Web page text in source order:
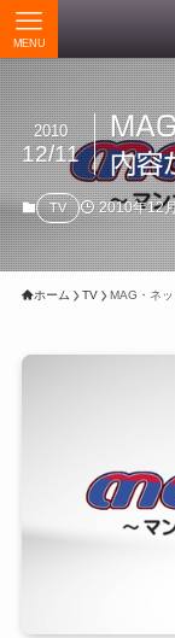
MENU
内容
2010
12/11
TV 2010年12
ホーム TV MAG・ネ